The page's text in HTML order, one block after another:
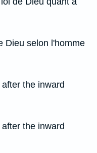
Dieu selon l'homme
the inward
the inward